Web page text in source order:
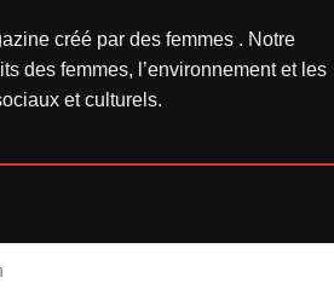
créé par des femmes . Notre
des femmes, l’environnement et les
et culturels.